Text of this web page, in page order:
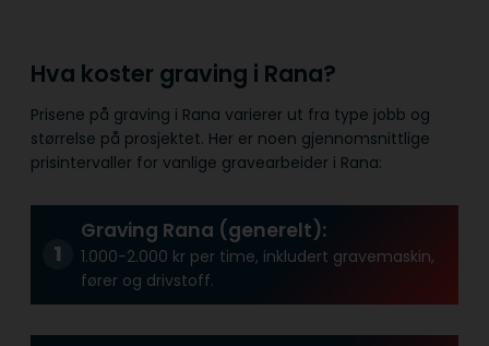
Hva koster graving i Rana?
Prisene på graving i Rana varierer ut fra type jobb og
størrelse på prosjektet. Her er noen gjennomsnittlige
prisintervaller for vanlige gravearbeider i Rana:
Graving Rana (generelt):
1.000-2.000 kr per time, inkludert gravemaskin,
fører og drivstoff.